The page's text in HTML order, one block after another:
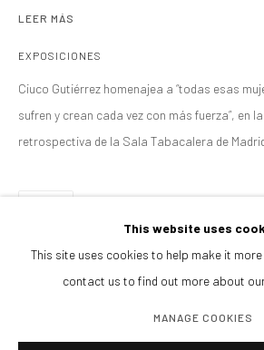
ALL FOTOGRAFÍA
CONTACTANOS
galeria@isolinaarbulu.com
Urb. Cortijo de Nagüeles 88D
PLANEA TU VISITA
Lunes a viernes 10h - 14h
Tardes y sábados cita previa
This website uses
This site uses cookies to help make it
contact us to find out more about
MANAGE COOKIES
LEER MÁS
EXPOSICIONES
Ciuco Gutiérrez homenajea a “todas esas
sufren y crean cada vez con más fuerza”, en
retrospectiva de la Sala Tabacalera de